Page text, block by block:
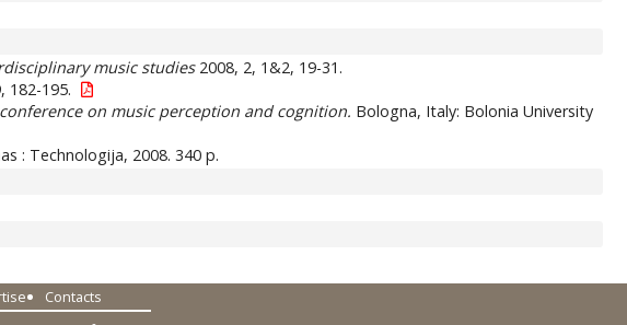
music studies2008, 2, 1&2, 19-31.
182-195.
on music perception and cognition. Bologna, Italy: Bolonia University
: Technologija, 2008. 340 p.
Contacts